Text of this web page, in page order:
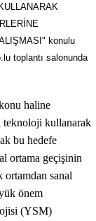
konulu
toplantı salonunda
haline
teknoloji kullanarak
bu hedefe
ortama geçişinin
ortamdan sanal
önem
(YSM)